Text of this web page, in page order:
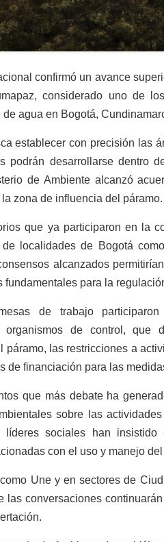
confirmó un avance
considerado uno de
agua en Bogotá,
establecer con precisión las
podrán desarrollarse dentro
de Ambiente alcanzó
zona de influencia del páramo.
que ya participaron en la
de localidades de Bogotá
alcanzados
fundamentales para la
de trabajo participaron
organismos de control, que
páramo, las restricciones a
de financiación para las
que más debate ha
sobre las
líderes sociales han
con el uso y manejo del
Une y en sectores de
las conversaciones